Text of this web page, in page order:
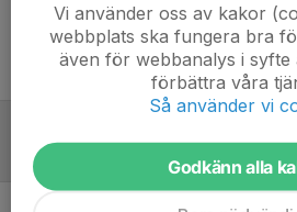
Tabell
Vi använder oss av kakor
webbplats ska fungera bra
även för webbanalys i syfte
förbättra våra
Så använder vi
Godkänn alla